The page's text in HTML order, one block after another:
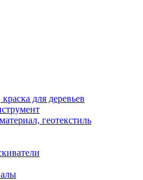
для деревьев
геотекстиль